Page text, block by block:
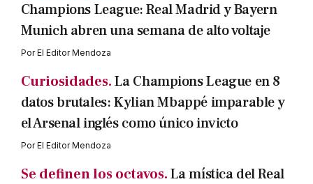
Champions League: Real Madrid y Bayern
Munich abren una semana de alto voltaje
PorEl Editor Mendoza
Curiosidades.La Champions League en 8
datos brutales: Kylian Mbappé imparable y
el Arsenal inglés como único invicto
PorEl Editor Mendoza
Se definen los octavos.La mística del Real